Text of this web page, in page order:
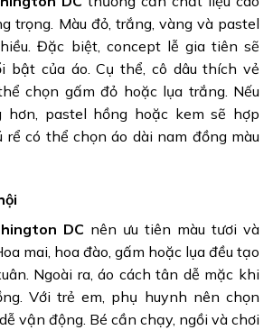
trọng. Màu đỏ, trắng, vàng và pastel
Đặc biệt, concept lễ gia tiên sẽ
bật của áo. Cụ thể, cô dâu thích vẻ
chọn gấm đỏ hoặc lụa trắng. Nếu
hơn, pastel hồng hoặc kem sẽ hợp
rể có thể chọn áo dài nam đồng màu
DC nên ưu tiên màu tươi và
mai, hoa đào, gấm hoặc lụa đều tạo
Ngoài ra, áo cách tân dễ mặc khi
Với trẻ em, phụ huynh nên chọn
vận động. Bé cần chạy, ngồi và chơi